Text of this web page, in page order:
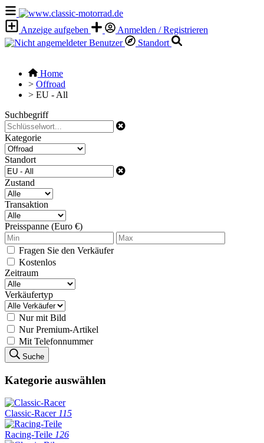
Anzeige aufgeben
Anmelden / Registrieren
Standort
Home
> Offroad
> EU - All
Suchbegriff
Kategorie
Standort
Zustand
Transaktion
Preisspanne (Euro €)
Fragen Sie den Verkäufer
Kostenlos
Zeitraum
Verkäufertyp
Nur mit Bild
Nur Premium-Artikel
Mit Telefonnummer
Suche
Kategorie auswählen
Classic-Racer 115
Racing-Teile 126